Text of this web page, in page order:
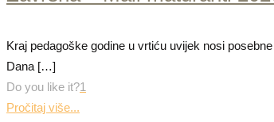
Kraj pedagoške godine u vrtiću uvijek nosi
Dana […]
Do you like it?1
Pročitaj više...